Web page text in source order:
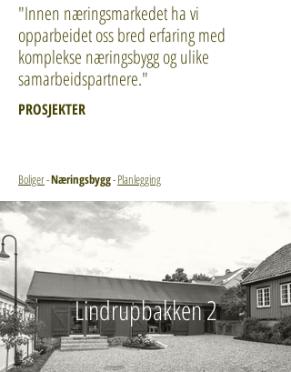
"Innen næringsmarkedet ha vi
opparbeidet oss bred erfaring med
komplekse næringsbygg og ulike
samarbeidspartnere."
PROSJEKTER
Boliger-Næringsbygg-Planlegging
Lindrupbakken 2